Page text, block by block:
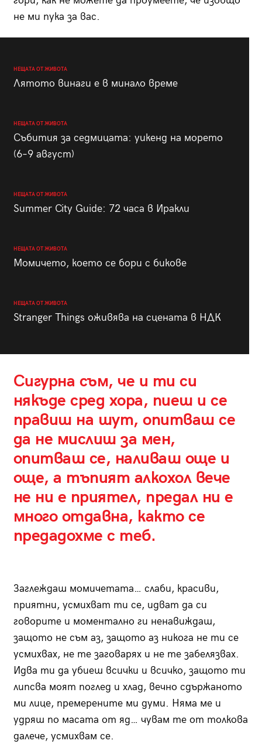
не ми пука за вас.
НЕЩАТА ОТ ЖИВОТА
Лятото винаги е в минало време
НЕЩАТА ОТ ЖИВОТА
Събития за седмицата: уикенд на морето
(6–9 август)
НЕЩАТА ОТ ЖИВОТА
Summer City Guide: 72 часа в Иракли
НЕЩАТА ОТ ЖИВОТА
Момичето, което се бори с бикове
НЕЩАТА ОТ ЖИВОТА
Stranger Things оживява на сцената в НДК
Сигурна съм, че и ти си
някъде сред хора, пиеш и се
правиш на шут, опитваш се
да не мислиш за мен,
опитваш се, наливаш още и
още, a тъпият алкохол вече
не ни е приятел, предал ни е
много отдавна, както се
предадохме с теб.
Заглеждаш момичетата… слаби, красиви,
приятни, усмихват ти се, идват да си
говорите и моментално ги ненавиждаш,
защото не съм аз, защото аз никога не ти се
усмихвах, не те заговарях и не те забелязвах.
Идва ти да убиеш всички и всичко, защото ти
липсва моят поглед и хлад, вечно сдържаното
ми лице, премерените ми думи. Няма ме и
удряш по масата от яд… чувам те от толкова
далече, усмихвам се.